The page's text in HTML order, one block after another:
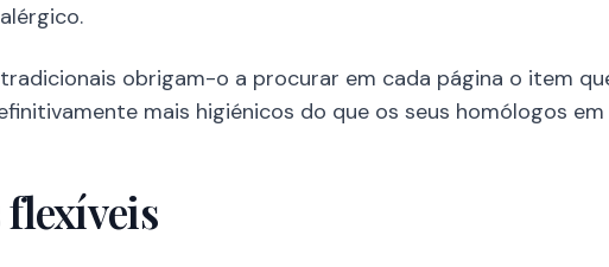
obrigam-o a procurar em cada página o item
mais higiénicos do que os seus homólogos em
flexíveis